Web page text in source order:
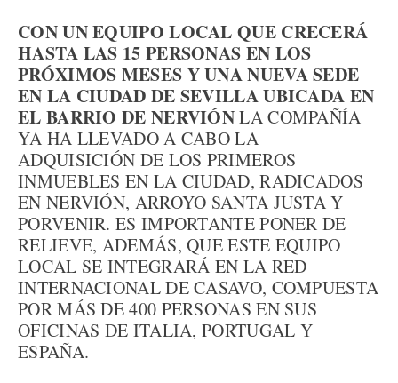
CON UN EQUIPO LOCAL QUE CRECERÁ
HASTA LAS 15 PERSONAS EN LOS
PRÓXIMOS MESES Y UNA NUEVA SEDE
EN LA CIUDAD DE SEVILLA UBICADA EN
EL BARRIO DE NERVIÓNLA COMPAÑÍA
YA HA LLEVADO A CABO LA
ADQUISICIÓN DE LOS PRIMEROS
INMUEBLES EN LA CIUDAD, RADICADOS
EN NERVIÓN, ARROYO SANTA JUSTA Y
PORVENIR. ES IMPORTANTE PONER DE
RELIEVE, ADEMÁS, QUE ESTE EQUIPO
LOCAL SE INTEGRARÁ EN LA RED
INTERNACIONAL DE CASAVO, COMPUESTA
POR MÁS DE 400 PERSONAS EN SUS
OFICINAS DE ITALIA, PORTUGAL Y
ESPAÑA.